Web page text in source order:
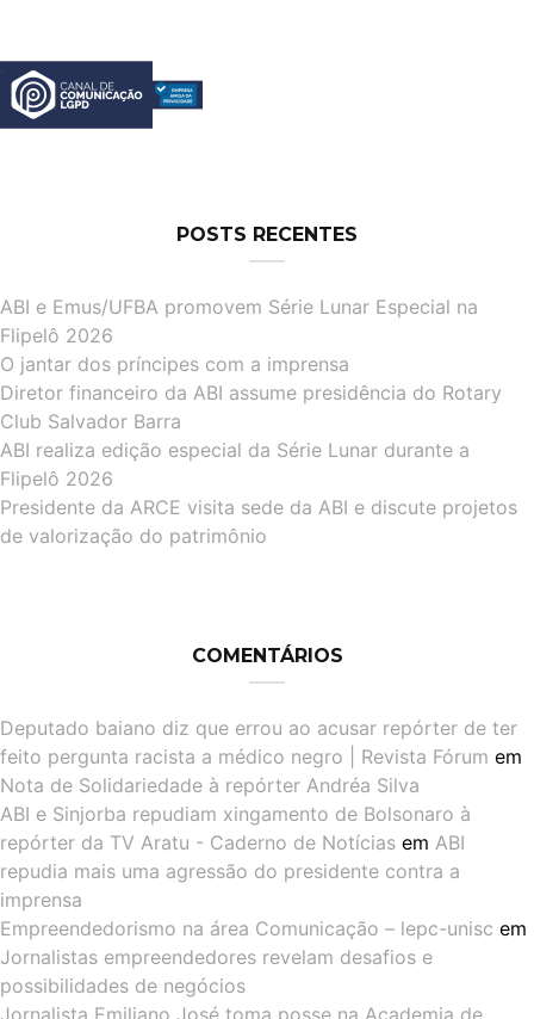
POSTS RECENTES
ABI e Emus/UFBA promovem Série Lunar Especial na
Flipelô 2026
O jantar dos príncipes com a imprensa
Diretor financeiro da ABI assume presidência do Rotary
Club Salvador Barra
ABI realiza edição especial da Série Lunar durante a
Flipelô 2026
Presidente da ARCE visita sede da ABI e discute projetos
de valorização do patrimônio
COMENTÁRIOS
Deputado baiano diz que errou ao acusar repórter de ter
feito pergunta racista a médico negro | Revista Fórum em
Nota de Solidariedade à repórter Andréa Silva
ABI e Sinjorba repudiam xingamento de Bolsonaro à
repórter da TV Aratu - Caderno de Notícias em ABI
repudia mais uma agressão do presidente contra a
imprensa
Empreendedorismo na área Comunicação – lepc-unisc em
Jornalistas empreendedores revelam desafios e
possibilidades de negócios